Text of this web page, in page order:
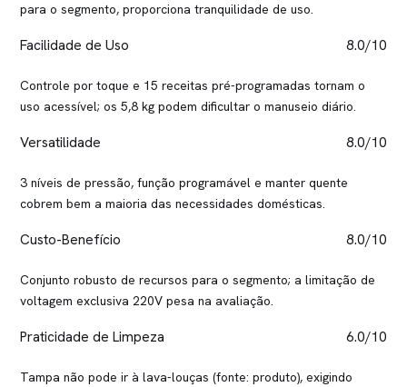
para o segmento, proporciona tranquilidade de uso.
Facilidade de Uso 8.0/10
Controle por toque e 15 receitas pré-programadas tornam o
uso acessível; os 5,8 kg podem dificultar o manuseio diário.
Versatilidade 8.0/10
3 níveis de pressão, função programável e manter quente
cobrem bem a maioria das necessidades domésticas.
Custo-Benefício 8.0/10
Conjunto robusto de recursos para o segmento; a limitação de
voltagem exclusiva 220V pesa na avaliação.
Praticidade de Limpeza 6.0/10
Tampa não pode ir à lava-louças (fonte: produto), exigindo